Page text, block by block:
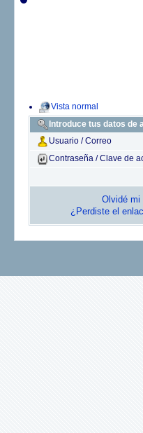
Vista normal
Introduce tus datos de
Usuario / Correo
Contraseña / Clave de
Olvidé mi
¿Perdiste el